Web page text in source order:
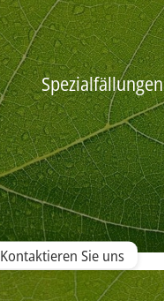
Spezialfällungen
Kontaktieren Sie uns